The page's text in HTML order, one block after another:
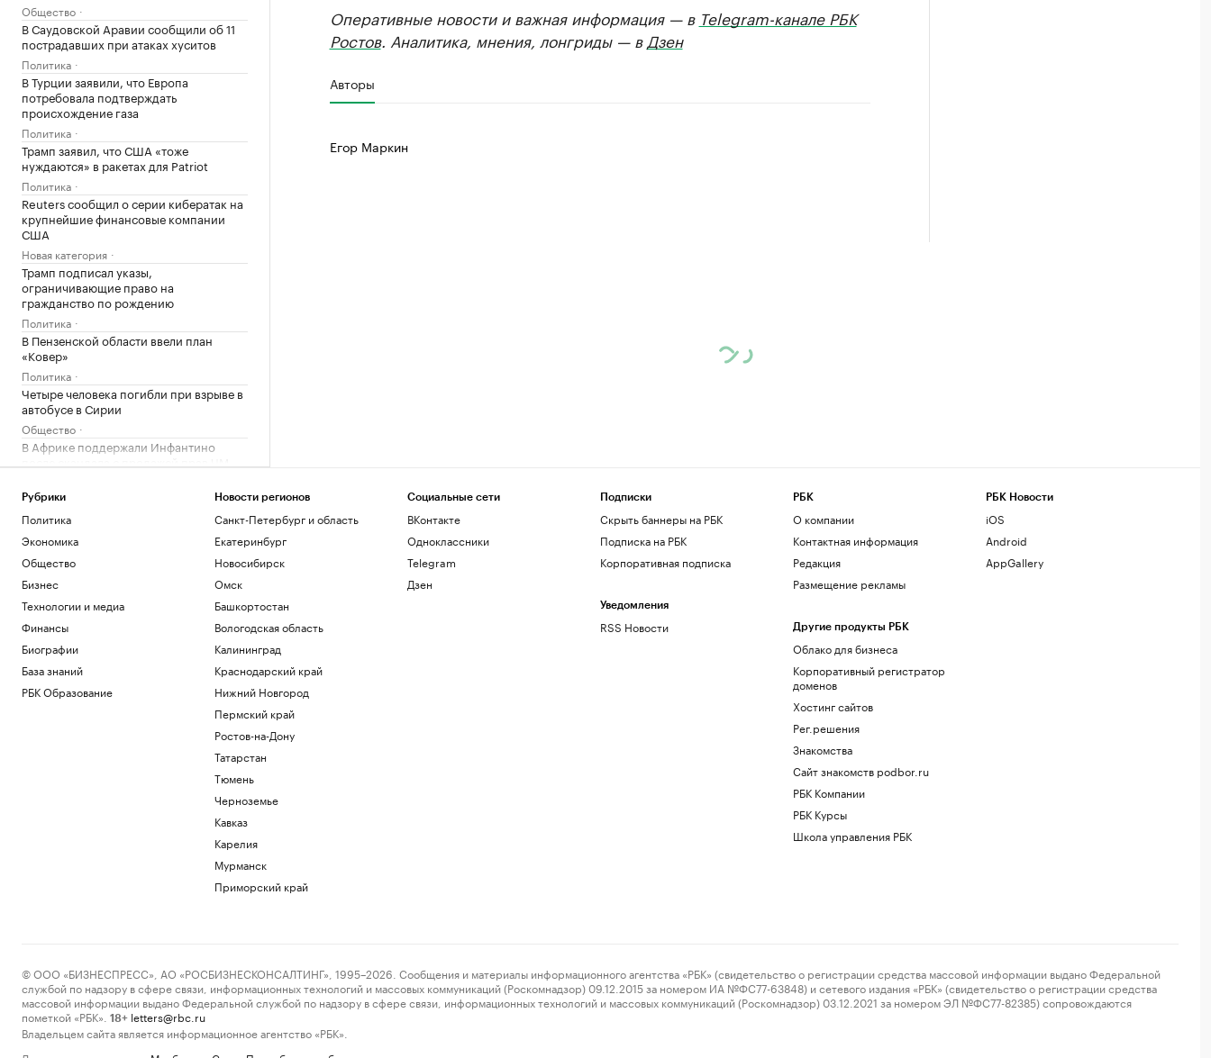
Общество
В Саудовской Аравии сообщили об 11
пострадавших при атаках хуситов
Политика
В Турции заявили, что Европа
потребовала подтверждать
происхождение газа
Политика
Трамп заявил, что США «тоже
нуждаются» в ракетах для Patriot
Политика
Reuters сообщил о серии кибератак на
крупнейшие финансовые компании
США
Новая категория
Трамп подписал указы,
ограничивающие право на
гражданство по рождению
Политика
В Пензенской области ввели план
«Ковер»
Политика
Четыре человека погибли при взрыве в
автобусе в Сирии
Общество
В Африке поддержали Инфантино
Запасы газа в Европе на минимуме. Что
будет зимой
Оперативные новости и важная информация — в Telegram-канале РБК
Ростов. Аналитика, мнения, лонгриды — в Дзен
Авторы
Егор Маркин
Рубрики
Политика
Экономика
Общество
Бизнес
Технологии и медиа
Финансы
Биографии
База знаний
РБК Образование
Новости регионов
Санкт-Петербург и область
Екатеринбург
Новосибирск
Омск
Башкортостан
Вологодская область
Калининград
Краснодарский край
Нижний Новгород
Пермский край
Ростов-на-Дону
Татарстан
Тюмень
Черноземье
Кавказ
Карелия
Мурманск
Приморский край
Социальные сети
ВКонтакте
Одноклассники
Telegram
Дзен
Подписки
Скрыть баннеры на РБК
Подписка на РБК
Корпоративная подписка
Уведомления
RSS Новости
РБК
О компании
Контактная информация
Редакция
Размещение рекламы
Другие продукты РБК
Облако для бизнеса
Корпоративный регистратор
доменов
Хостинг сайтов
Рег.решения
Знакомства
Сайт знакомств podbor.ru
РБК Компании
РБК Курсы
Школа управления РБК
РБК Новости
iOS
Android
AppGallery
© ООО «БИЗНЕСПРЕСС», АО «РОСБИЗНЕСКОНСАЛТИНГ», 1995–2026. Сообщения и материалы информационного агентства «РБК» (свидетельство о регистрации средства массовой информации выдано Федеральной
службой по надзору в сфере связи, информационных технологий и массовых коммуникаций (Роскомнадзор) 09.12.2015 за номером ИА №ФС77-63848) и сетевого издания «РБК» (свидетельство о регистрации средства
массовой информации выдано Федеральной службой по надзору в сфере связи, информационных технологий и массовых коммуникаций (Роскомнадзор) 03.12.2021 за номером ЭЛ №ФС77-82385) сопровождаются
пометкой «РБК».
18+ letters@rbc.ru
Владельцем сайта является информационное агентство «РБК».